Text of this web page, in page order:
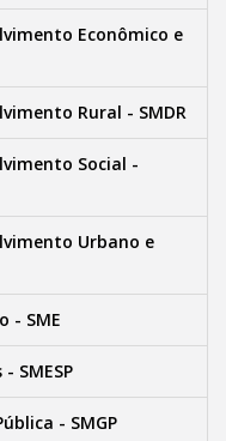
Econômico e
Rural - SMDR
Social -
Urbano e
- SME
SMESP
- SMGP